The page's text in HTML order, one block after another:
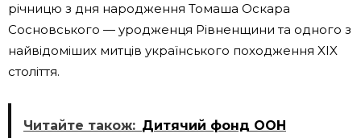
річницю з дня народження Томаша Оскара
Сосновського — уродженця Рівненщини та одного з
найвідоміших митців українського походження XIX
століття.
Читайте також: Дитячий фонд ООН